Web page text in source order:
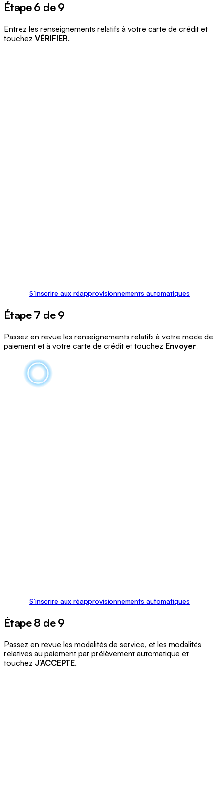
Étape 6 de 9
Entrez les renseignements relatifs à votre carte de crédit et
touchez VÉRIFIER.
S’inscrire aux réapprovisionnements automatiques
Étape 7 de 9
Passez en revue les renseignements relatifs à votre mode de
paiement et à votre carte de crédit et touchez Envoyer.
S’inscrire aux réapprovisionnements automatiques
Étape 8 de 9
Passez en revue les modalités de service, et les modalités
relatives au paiement par prélèvement automatique et
touchez J’ACCEPTE.